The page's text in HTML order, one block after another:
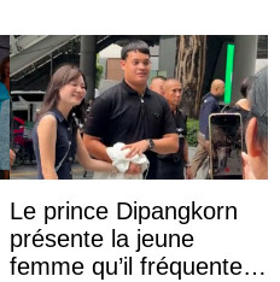
Le prince Dipangkorn
présente la jeune
femme qu’il fréquente à